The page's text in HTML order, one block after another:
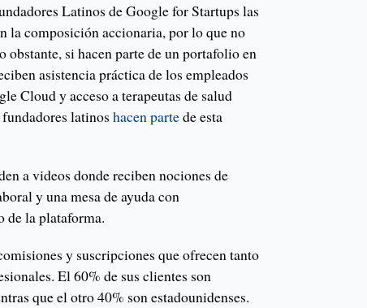
Latinos de Google for Startups las
la composición accionaria, por lo que no
obstante, si hacen parte de un portafolio en
asistencia práctica de los empleados
Cloud y acceso a terapeutas de salud
latinoshacen partede esta
a videos donde reciben nociones de
y una mesa de ayuda con
de la plataforma.
y suscripciones que ofrecen tanto
El 60% de sus clientes son
que el otro 40% son estadounidenses.